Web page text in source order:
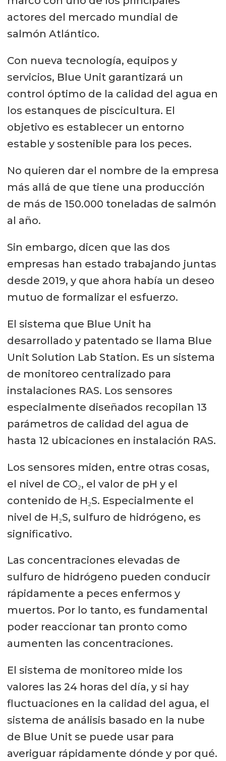
actores del mercado mundial de
salmón Atlántico.
Con nueva tecnología, equipos y
servicios, Blue Unit garantizará un
control óptimo de la calidad del agua en
los estanques de piscicultura. El
objetivo es establecer un entorno
estable y sostenible para los peces.
No quieren dar el nombre de la empresa
más allá de que tiene una producción
de más de 150.000 toneladas de salmón
al año.
Sin embargo, dicen que las dos
empresas han estado trabajando juntas
desde 2019, y que ahora había un deseo
mutuo de formalizar el esfuerzo.
El sistema que Blue Unit ha
desarrollado y patentado se llama Blue
Unit Solution Lab Station. Es un sistema
de monitoreo centralizado para
instalaciones RAS. Los sensores
especialmente diseñados recopilan 13
parámetros de calidad del agua de
hasta 12 ubicaciones en instalación RAS.
Los sensores miden, entre otras cosas,
el nivel de CO₂, el valor de pH y el
contenido de H₂S. Especialmente el
nivel de H₂S, sulfuro de hidrógeno, es
significativo.
Las concentraciones elevadas de
sulfuro de hidrógeno pueden conducir
rápidamente a peces enfermos y
muertos. Por lo tanto, es fundamental
poder reaccionar tan pronto como
aumenten las concentraciones.
El sistema de monitoreo mide los
valores las 24 horas del día, y si hay
fluctuaciones en la calidad del agua, el
sistema de análisis basado en la nube
de Blue Unit se puede usar para
averiguar rápidamente dónde y por qué.